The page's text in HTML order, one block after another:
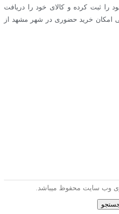
ثبت کرده و کالای خود را دریافت
امکان خرید حضوری در شهر مشهد از
وب سایت محفوظ میباشد.